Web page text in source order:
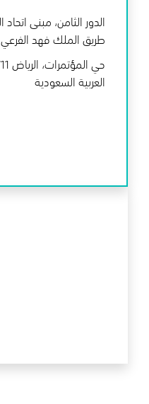
طريق الملك فهد الفرعي
العربية السعودية